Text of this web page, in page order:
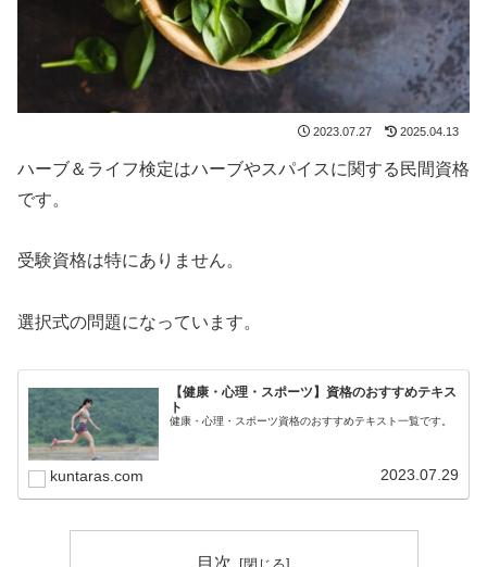
2023.07.27 2025.04.13
ハーブ＆ライフ検定はハーブやスパイスに関する民間資格
です。
受験資格は特にありません。
選択式の問題になっています。
【健康・心理・スポーツ】資格のおすすめテキス
ト
健康・心理・スポーツ資格のおすすめテキスト一覧です。
kuntaras.com 2023.07.29